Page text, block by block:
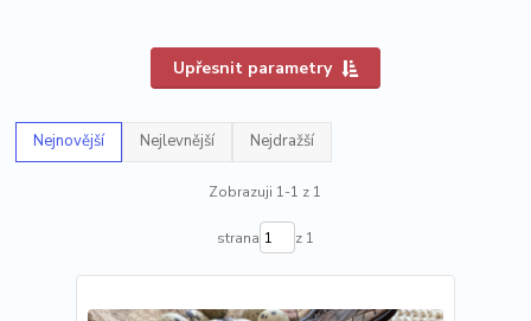
Upřesnit parametry
Nejnovější Nejlevnější Nejdražší
Zobrazuji 1-1 z 1
strana z 1